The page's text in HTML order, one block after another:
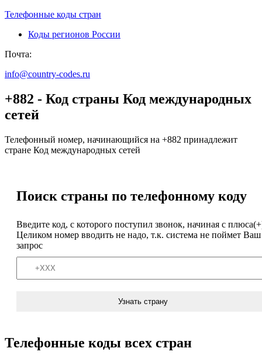
Телефонные коды стран
Коды регионов России
Почта:
info@country-codes.ru
+882 - Код страны Код международных
сетей
Телефонный номер, начинающийся на +882 принадлежит
стране Код международных сетей
Поиск страны по телефонному коду
Введите код, с которого поступил звонок, начиная с
Целиком номер вводить не надо, т.к. система не поймет Ваш
запрос
Узнать страну
Телефонные коды всех стран